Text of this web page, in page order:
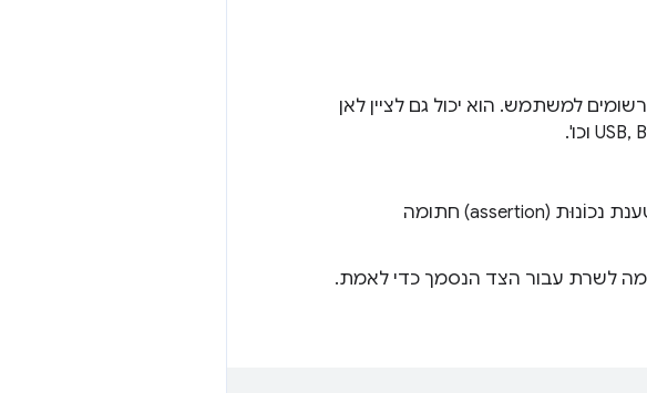
למשתמש. הוא יכול גם לציין לאן
אם המאמת מכיל אחד מפרטי הכניסה הנתונים, הוא יקבל מחזירה טענת נכוֹנוּת (assertion) חתומה